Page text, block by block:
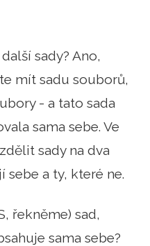
sady? Ano,
mít sadu souborů,
- a tato sada
sama sebe. Ve
sady na dva
sebe a ty, které ne.
řekněme) sad,
sama sebe?